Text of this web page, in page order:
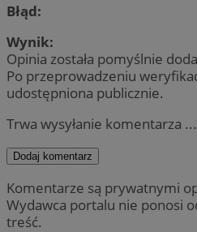
Błąd:
Wynik:
Opinia została pomyślnie
Po przeprowadzeniu
udostępniona publicznie.
Trwa wysyłanie komentarza ...
Dodaj komentarz
Komentarze są prywatnymi
Wydawca portalu nie ponosi
treść.